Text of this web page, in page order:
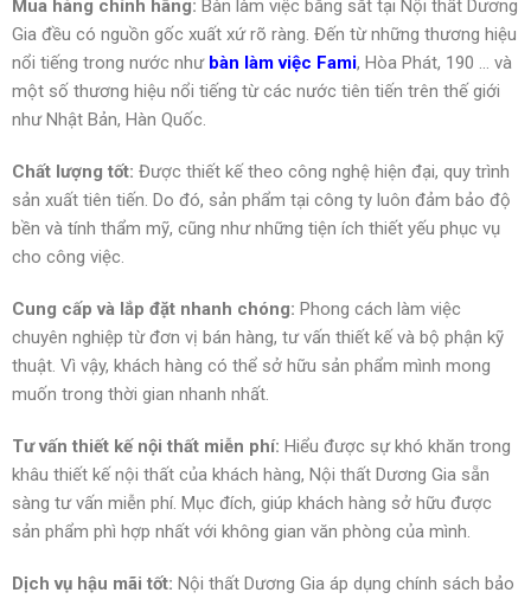
Mua hàng chính hãng: Bàn làm việc bằng sắt tại Nội thất Dương
Gia đều có nguồn gốc xuất xứ rõ ràng. Đến từ những thương hiệu
nổi tiếng trong nước như bàn làm việc Fami, Hòa Phát, 190 … và
một số thương hiệu nổi tiếng từ các nước tiên tiến trên thế giới
như Nhật Bản, Hàn Quốc.
Chất lượng tốt:Được thiết kế theo công nghệ hiện đại, quy trình
sản xuất tiên tiến. Do đó, sản phẩm tại công ty luôn đảm bảo độ
bền và tính thẩm mỹ, cũng như những tiện ích thiết yếu phục vụ
cho công việc.
Cung cấp và lắp đặt nhanh chóng:Phong cách làm việc
chuyên nghiệp từ đơn vị bán hàng, tư vấn thiết kế và bộ phận kỹ
thuật. Vì vậy, khách hàng có thể sở hữu sản phẩm mình mong
muốn trong thời gian nhanh nhất.
Tư vấn thiết kế nội thất miễn phí:Hiểu được sự khó khăn trong
khâu thiết kế nội thất của khách hàng, Nội thất Dương Gia sẵn
sàng tư vấn miễn phí. Mục đích, giúp khách hàng sở hữu được
sản phẩm phì hợp nhất với không gian văn phòng của mình.
Dịch vụ hậu mãi tốt:Nội thất Dương Gia áp dụng chính sách bảo